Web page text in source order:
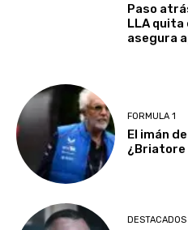
Paso
LLA
asegura
FORMULA 1
El imán
¿Briatore
DESTACADOS